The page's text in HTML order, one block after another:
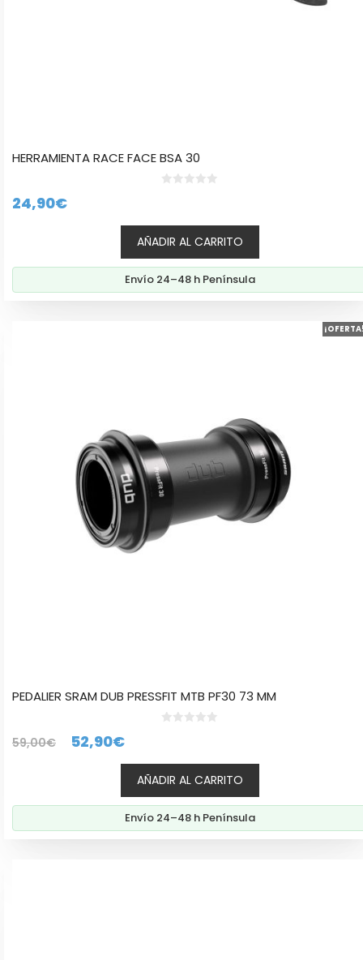
HERRAMIENTA RACE FACE BSA 30
24,90€
AÑADIR AL CARRITO
Envío 24–48 h Península
PEDALIER SRAM DUB PRESSFIT MTB PF30 73 MM
59,00€
El
era:
59,00€.
52,90€El
precio
actual
es:
52,90€.
AÑADIR AL CARRITO
Envío 24–48 h Península